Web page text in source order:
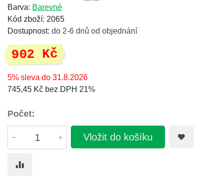
Barva: Barevné
Kód zboží: 2065
Dostupnost: do 2-6 dnů od objednání
902 Kč
5% sleva do 31.8.2026
745,45 Kč bez DPH 21%
Počet:
Vložit do košíku